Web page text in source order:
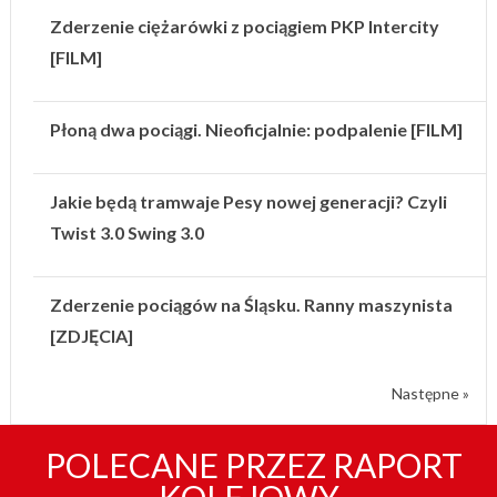
Zderzenie ciężarówki z pociągiem PKP Intercity
[FILM]
Płoną dwa pociągi. Nieoficjalnie: podpalenie [FILM]
Jakie będą tramwaje Pesy nowej generacji? Czyli
Twist 3.0 Swing 3.0
Zderzenie pociągów na Śląsku. Ranny maszynista
[ZDJĘCIA]
Następne »
POLECANE PRZEZ RAPORT